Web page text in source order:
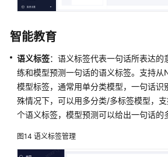
白
书
资
源
支
持
区
系
智能教育
语义标签：语义标签代表一句话所表达的
练和模型预测一句话的语义标签。支持从
模型标签，通常用单分类模型，一句话识
殊情况下，可以用多分类/多标签模型，
个语义标签，模型预测可以给出一句话的
图14 语义标签管理